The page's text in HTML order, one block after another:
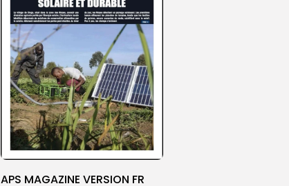
APS MAGAZINE VERSION FR